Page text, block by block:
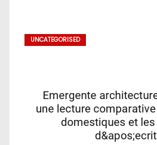
UNCATEGORISED